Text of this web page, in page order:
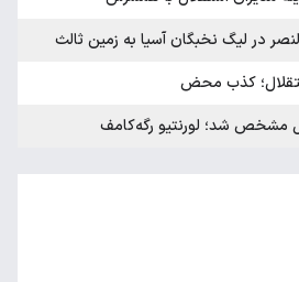
در لیگ نخبگان آسیا به زمین ثالث
کذب محض
مشخص شد؛ لورنتیو رگه‌کامف